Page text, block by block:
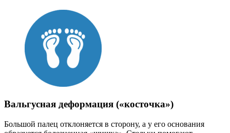
Вальгусная деформация («косточка»)
Большой палец отклоняется в сторону, а у его основания